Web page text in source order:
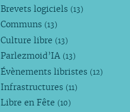
Brevets logiciels (13)
Communs (13)
Culture libre (13)
Parlezmoid’IA (13)
Évènements libristes (12)
Infrastructures (11)
Libre en Fête (10)